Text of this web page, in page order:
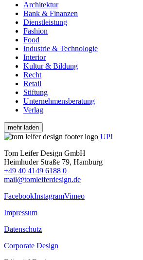
Architektur
Bank & Finanzen
Dienstleistung
Fashion
Food
Industrie & Technologie
Interior
Kultur & Bildung
Recht
Retail
Stiftung
Unternehmensberatung
Verlag
mehr laden
UP!
Tom Leifer Design GmbH
Heimhuder Straße 79, Hamburg
+49 40 4149 6188 0
mail@tomleiferdesign.de
FacebookInstagramVimeo
Impressum
Datenschutz
Corporate Design